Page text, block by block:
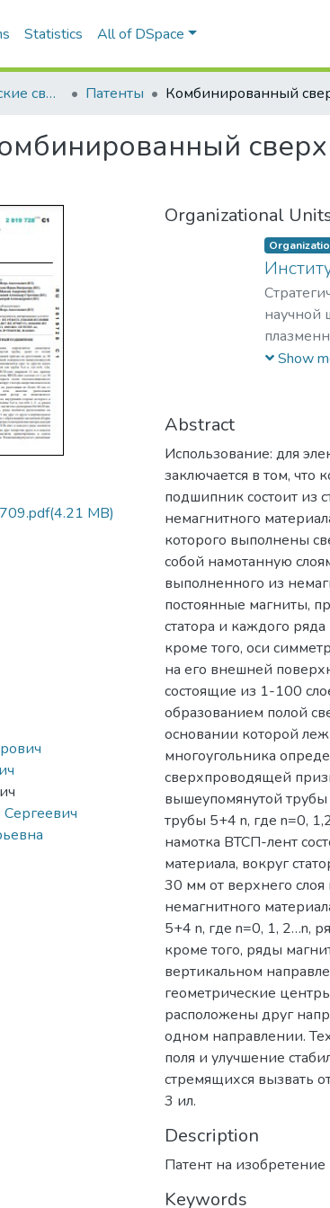
Statistics All of DSpace
Патенты / Авторские свидетельства Патенты
(4.21 MB)
Organizational
научной
с Show
Abstract
Использование: для
заключается в том,
подшипник состоит из
немагнитного
которого выполнены
собой намотанную
выполненного из
постоянные магниты,
статора и каждого
кроме того, оси
на его внешней
состоящие из 1-100
образованием полой
основании которой
многоугольника
сверхпроводящей
вышеупомянутой трубы
трубы 5+4 n, где n=0,
намотка ВТСП-лент
материала, вокруг
30 мм от верхнего
немагнитного
5+4 n, где n=0, 1, 2…n,
кроме того, ряды
вертикальном
геометрические
расположены друг
одном направлении.
поля и улучшение
стремящихся вызвать
3 ил.
Description
Патент на изобретение
Keywords